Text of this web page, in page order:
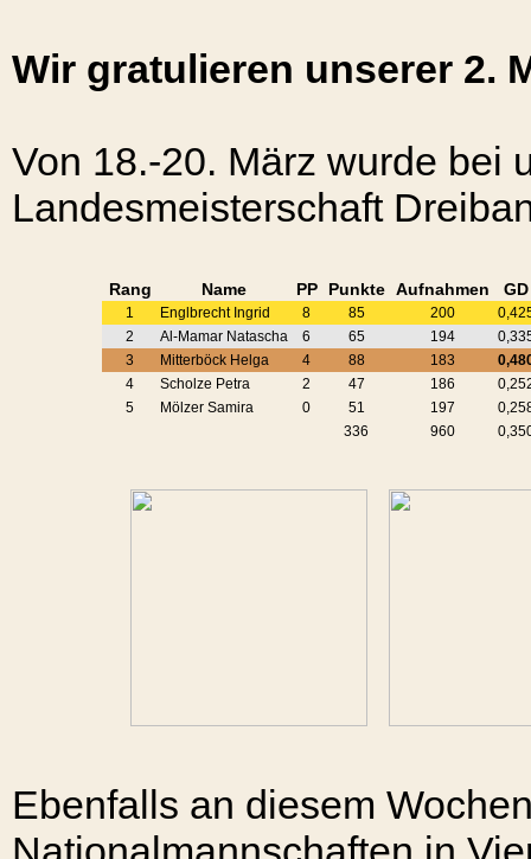
Wir gratulieren unserer 2.
Von 18.-20. März wurde bei
Landesmeisterschaft
Rang Name PP Punkte Aufnahmen GD
1 Englbrecht Ingrid 8 85 200
2
Al-Mamar Natascha 6 65 194
3
Mitterböck Helga 4 88 183
4
Scholze Petra 2 47 186
5
Mölzer Samira 0 51 197
336
960
Ebenfalls an diesem